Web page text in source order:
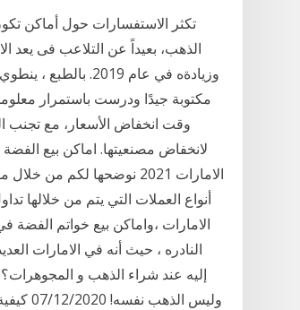
الذهب، بعيداً عن التلاعب فى يعد
وزيادةه في عام
مكتوبة جيدًا ودرست باستمرار
لانخفاض مصنعيتها. اماكن بيع
الامارات 2021 نوضحها
أنواع العملات التي يتم من خلالها
وليس الذهب نفسه! 07/12/2020 كيفية استخراج الذهب من الصخر; 30/11/2020 اضرار الذهب على الرجال